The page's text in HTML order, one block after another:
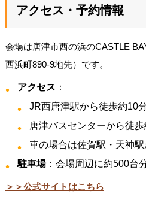
アクセス・予約情報
会場は唐津市西の浜のCASTLE
西浜町890-9地先）です。
アクセス ：
JR西唐津駅から徒歩約10
唐津バスセンターから徒
車の場合は佐賀駅・天神
駐車場：会場周辺に約500台
＞＞公式サイトはこちら